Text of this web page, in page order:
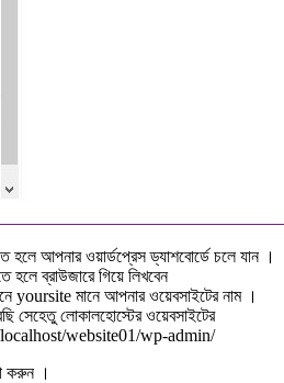
হলে আপনার ওয়ার্ডপ্রেস ড্যাশবোর্ডে চলে যান ।
হলে ব্রাউজারে গিয়ে লিখবেন
মানে আপনার ওয়েবসাইটের নাম ।
সেহেতু লোকালহোস্টের ওয়েবসাইটের
localhost/website01/wp-admin/
করুন ।